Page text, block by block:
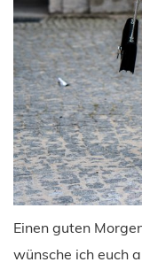
Einen guten
wünsche ich euch